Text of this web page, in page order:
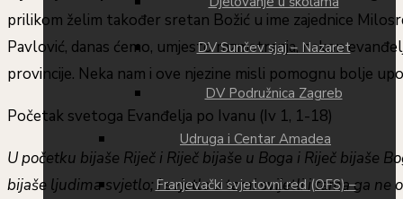
DV Sunčev sjaj – Nazaret
DV Podružnica Zagreb
Udruga i Centar Amadea
Franjevački svjetovni red (OFS) –
prilikom želim također sretan Božić u ime zajednice
Pavlović, danas ćemo, umjesto razmatranja, nakon
provincije. Neka nam i ove njezine misli pomognu bolje
Početak svetoga Evanđelja po Ivanu (Iv 1, 1-18)
U početku bijaše Riječ i Riječ bijaše u Boga i Riječ bijaše
bijaše ljudima svjetlo; i svjetlo u tami svijetli i tama ga ne